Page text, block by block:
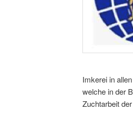
Imkerei in
welche in der
Zuchtarbeit